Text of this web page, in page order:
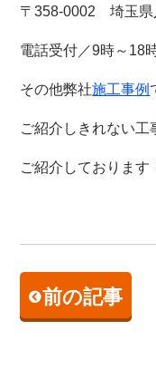
〒358-0002 埼玉県
電話受付／9時～
その他弊社施工事例
ご紹介しきれない工
ご紹介しております
前の記事